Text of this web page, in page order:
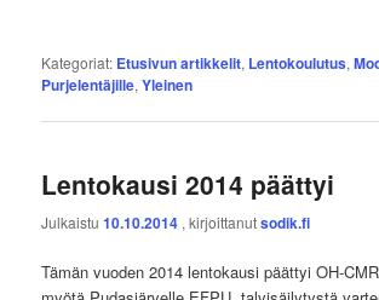
Kategoriat: Etusivun artikkelit, Lentokoulutus,
Purjelentäjille,Yleinen
Lentokausi 2014 päättyi
Julkaistu10.10.2014 , kirjoittanutsodik.fi
Tämän vuoden 2014 lentokausi päättyi OH-